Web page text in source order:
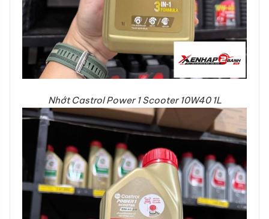
Nhớt Castrol Power 1 Scooter 10W40 1L